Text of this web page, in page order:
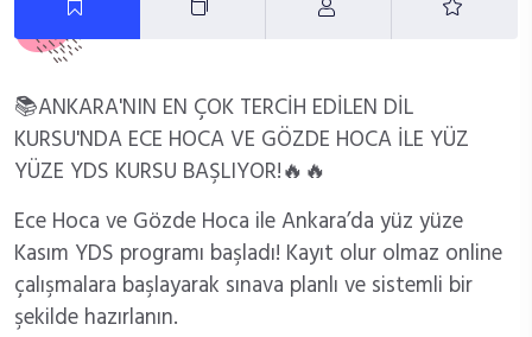
📚ANKARA'NIN EN ÇOK TERCİH EDİLEN DİL
KURSU'NDA ECE HOCA VE GÖZDE HOCA İLE YÜZ
YÜZE YDS KURSU BAŞLIYOR!🔥🔥
Ece Hoca ve Gözde Hoca ile Ankara’da yüz yüze
Kasım YDS programı başladı! Kayıt olur olmaz online
çalışmalara başlayarak sınava planlı ve sistemli bir
şekilde hazırlanın.